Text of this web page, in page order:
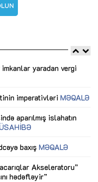
yaradan vergi
imperativləri MƏQALƏ
aparılmış islahatın
baxış MƏQALƏ
Akseleratoru”
hədəfləyir”